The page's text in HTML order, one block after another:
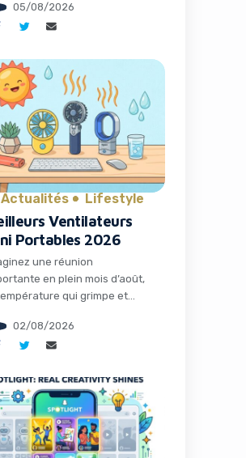
vos prospects en
votre message doit
psychologie et technique —
tension, résolution,
Vous avez sans doute
ressenti cette frustration :
contenu est ignoré après
secondes […]
05/08/2026
Actualités Lifestyle
Ventilateurs
Portables 2026
une réunion
en plein mois d’août,
qui grimpe et
vite que votre glace. Pour
entrepreneurs, les
nomades, la
n’est pas qu’un
: c’est un frein à la
En 2026, avec des
de chaleur de plus en
02/08/2026